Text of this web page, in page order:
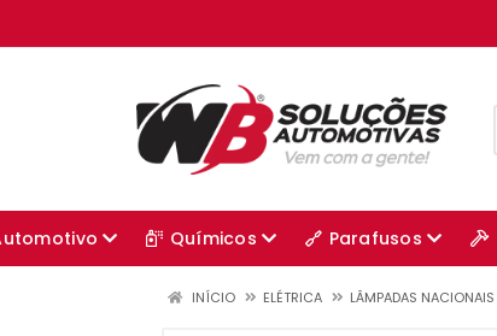
Químicos Parafusos
INÍCIO ELÉTRICA LÂMPADAS NACIONAIS